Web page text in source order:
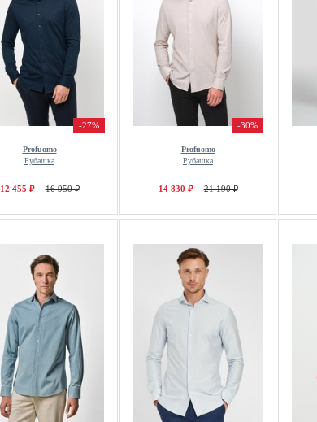
-27%
Profuomo
Рубашка
12 455 ₽ 16 950 ₽
-30%
Profuomo
Рубашка
14 830 ₽ 21 190 ₽